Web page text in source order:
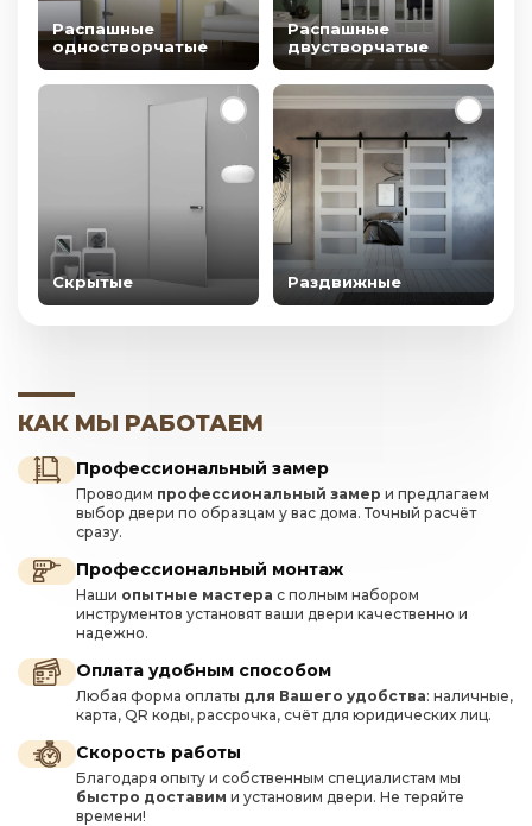
Распашные
одностворчатые
Распашные
двустворчатые
Скрытые Раздвижные
КАК МЫ РАБОТАЕМ
Профессиональный замер
Проводим профессиональный замер и предлагаем
выбор двери по образцам у вас дома. Точный расчёт
сразу.
Профессиональный монтаж
Наши опытные мастера с полным набором
инструментов установят ваши двери качественно и
надежно.
Оплата удобным способом
Любая форма оплаты для Вашего удобства: наличные,
карта, QR коды, рассрочка, счёт для юридических лиц.
Скорость работы
Благодаря опыту и собственным специалистам мы
быстро доставим и установим двери. Не теряйте
времени!